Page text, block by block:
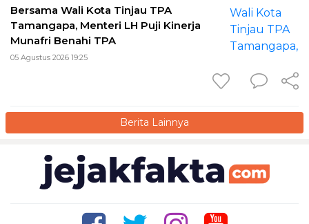
Bersama Wali Kota Tinjau TPA
Tamangapa, Menteri LH Puji Kinerja
Munafri Benahi TPA
05 Agustus 2026 19:25
Berita Lainnya